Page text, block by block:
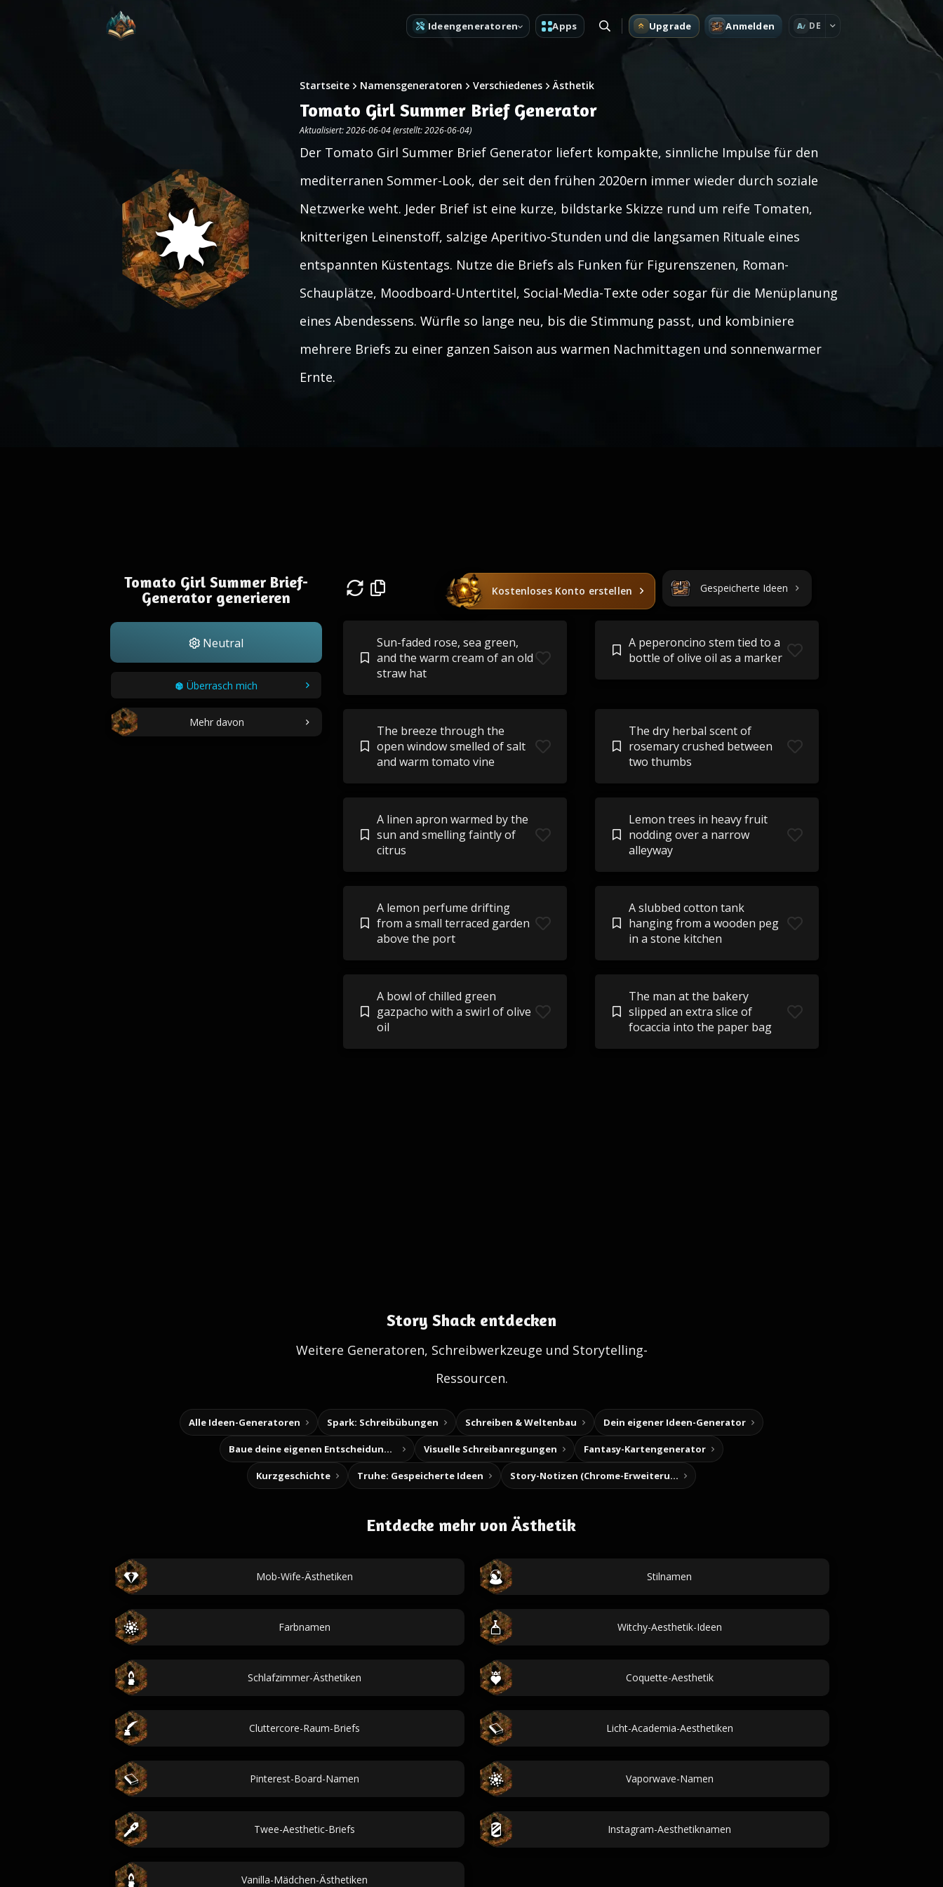
Ideengeneratoren Apps Upgrade Anmelden A DE
Startseite Namensgeneratoren Verschiedenes Ästhetik
Tomato Girl Summer Brief Generator
Aktualisiert: 2026-06-04 (erstellt: 2026-06-04)
Der Tomato Girl Summer Brief Generator liefert kompakte, sinnliche Impulse für den
mediterranen Sommer-Look, der seit den frühen 2020ern immer wieder durch soziale
Netzwerke weht. Jeder Brief ist eine kurze, bildstarke Skizze rund um reife Tomaten,
knitterigen Leinenstoff, salzige Aperitivo-Stunden und die langsamen Rituale eines
entspannten Küstentags. Nutze die Briefs als Funken für Figurenszenen, Roman-
Schauplätze, Moodboard-Untertitel, Social-Media-Texte oder sogar für die Menüplanung
eines Abendessens. Würfle so lange neu, bis die Stimmung passt, und kombiniere
mehrere Briefs zu einer ganzen Saison aus warmen Nachmittagen und sonnenwarmer
Ernte.
Tomato Girl Summer Brief-
Generator generieren
Neutral
Überrasch mich
Mehr davon
Kostenloses Konto erstellen Gespeicherte Ideen
Sun-faded rose, sea green,
and the warm cream of an old
straw hat
A peperoncino stem tied to a
bottle of olive oil as a marker
The breeze through the
open window smelled of salt
and warm tomato vine
The dry herbal scent of
rosemary crushed between
two thumbs
A linen apron warmed by the
sun and smelling faintly of
citrus
Lemon trees in heavy fruit
nodding over a narrow
alleyway
A lemon perfume drifting
from a small terraced garden
above the port
A slubbed cotton tank
hanging from a wooden peg
in a stone kitchen
A bowl of chilled green
gazpacho with a swirl of olive
oil
The man at the bakery
slipped an extra slice of
focaccia into the paper bag
Story Shack entdecken
Weitere Generatoren, Schreibwerkzeuge und Storytelling-
Ressourcen.
Alle Ideen-Generatoren Spark: Schreibübungen Schreiben & Weltenbau Dein eigener Ideen-Generator
Baue deine eigenen Entscheidungsabenteuer Visuelle Schreibanregungen Fantasy-Kartengenerator
Kurzgeschichte Truhe: Gespeicherte Ideen Story-Notizen (Chrome-Erweiterung)
Entdecke mehr von Ästhetik
Mob-Wife-Ästhetiken Stilnamen
Farbnamen Witchy-Aesthetik-Ideen
Schlafzimmer-Ästhetiken Coquette-Aesthetik
Cluttercore-Raum-Briefs Licht-Academia-Aesthetiken
Pinterest-Board-Namen Vaporwave-Namen
Twee-Aesthetic-Briefs Instagram-Aesthetiknamen
Vanilla-Mädchen-Ästhetiken